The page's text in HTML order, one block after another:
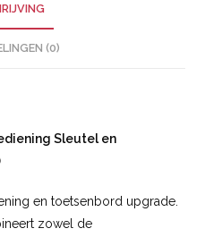
(0)
Sleutel en
en toetsenbord upgrade.
zowel de